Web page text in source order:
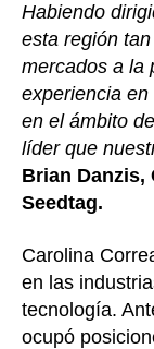
Habiendo
esta región
mercados a la
experiencia
en el ámbito
líder que
Brian Danzis,
Seedtag.
Carolina
en las
tecnología.
ocupó